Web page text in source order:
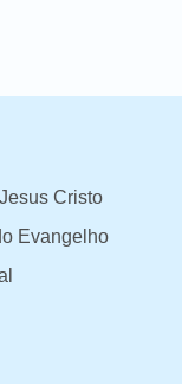
Cristo
Evangelho